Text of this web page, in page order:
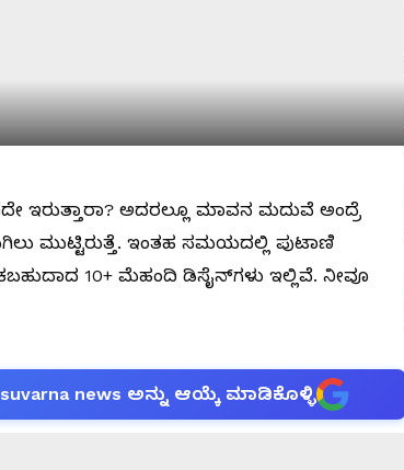
ಇರುತ್ತಾರಾ? ಅದರಲ್ಲೂ ಮಾವನ ಮದುವೆ ಅಂದ್ರೆ
ಇಂತಹ ಸಮಯದಲ್ಲಿ ಪುಟಾಣಿ
10+ ಮೆಹಂದಿ ಡಿಸೈನ್‌ಗಳು ಇಲ್ಲಿವೆ. ನೀವೂ
news ಅನ್ನು ಆಯ್ಕೆ ಮಾಡಿಕೊಳ್ಳಿ